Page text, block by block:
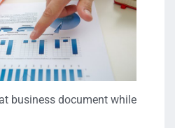
business document while